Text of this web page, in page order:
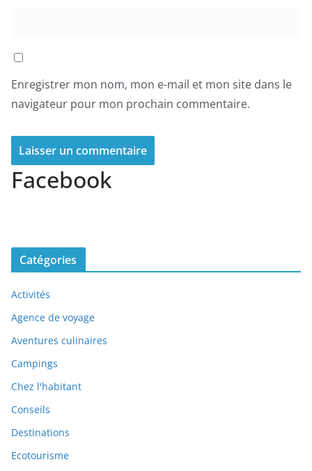
Enregistrer mon nom, mon e-mail et mon site dans le
navigateur pour mon prochain commentaire.
Facebook
Catégories
Activités
Agence de voyage
Aventures culinaires
Campings
Chez l'habitant
Conseils
Destinations
Ecotourisme